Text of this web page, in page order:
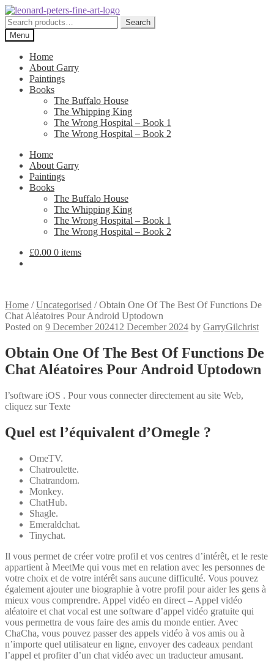
Skip
to
navigation
Skip
to
content
Search
for:
Search
Menu
Home
About Garry
Paintings
Books
The Buffalo House
The Whipping King
The Wrong Hospital – Book 1
The Wrong Hospital – Book 2
Home
About Garry
Paintings
Books
The Buffalo House
The Whipping King
The Wrong Hospital – Book 1
The Wrong Hospital – Book 2
£0.00 0 items
Home /Uncategorised /Obtain One Of The Best Of Functions De
Chat Aléatoires Pour Android Uptodown
Posted on 9 December 202412 December 2024 by GarryGilchrist
Obtain One Of The Best Of Functions De
Chat Aléatoires Pour Android Uptodown
l’software iOS . Pour vous connecter directement au site Web,
cliquez sur Texte
Quel est l’équivalent d’Omegle ?
OmeTV.
Chatroulette.
Chatrandom.
Monkey.
ChatHub.
Shagle.
Emeraldchat.
Tinychat.
Il vous permet de créer votre profil et vos centres d’intérêt, et le reste
appartient à MeetMe qui vous met en relation avec les personnes de
votre choix et de votre intérêt sans aucune difficulté. Vous pouvez
également ajouter une biographie à votre profil pour aider les gens à
mieux vous comprendre. Appel vidéo en direct – Appel vidéo
aléatoire et chat vocal est une software d’appel vidéo gratuite qui
vous permettra de vous faire des amis du monde entier. Avec
ChaCha, vous pouvez passer des appels vidéo à vos amis ou à
n’importe quel utilisateur en ligne, envoyer des cadeaux pendant
l’appel et profiter d’un chat vidéo avec un traducteur amusant.